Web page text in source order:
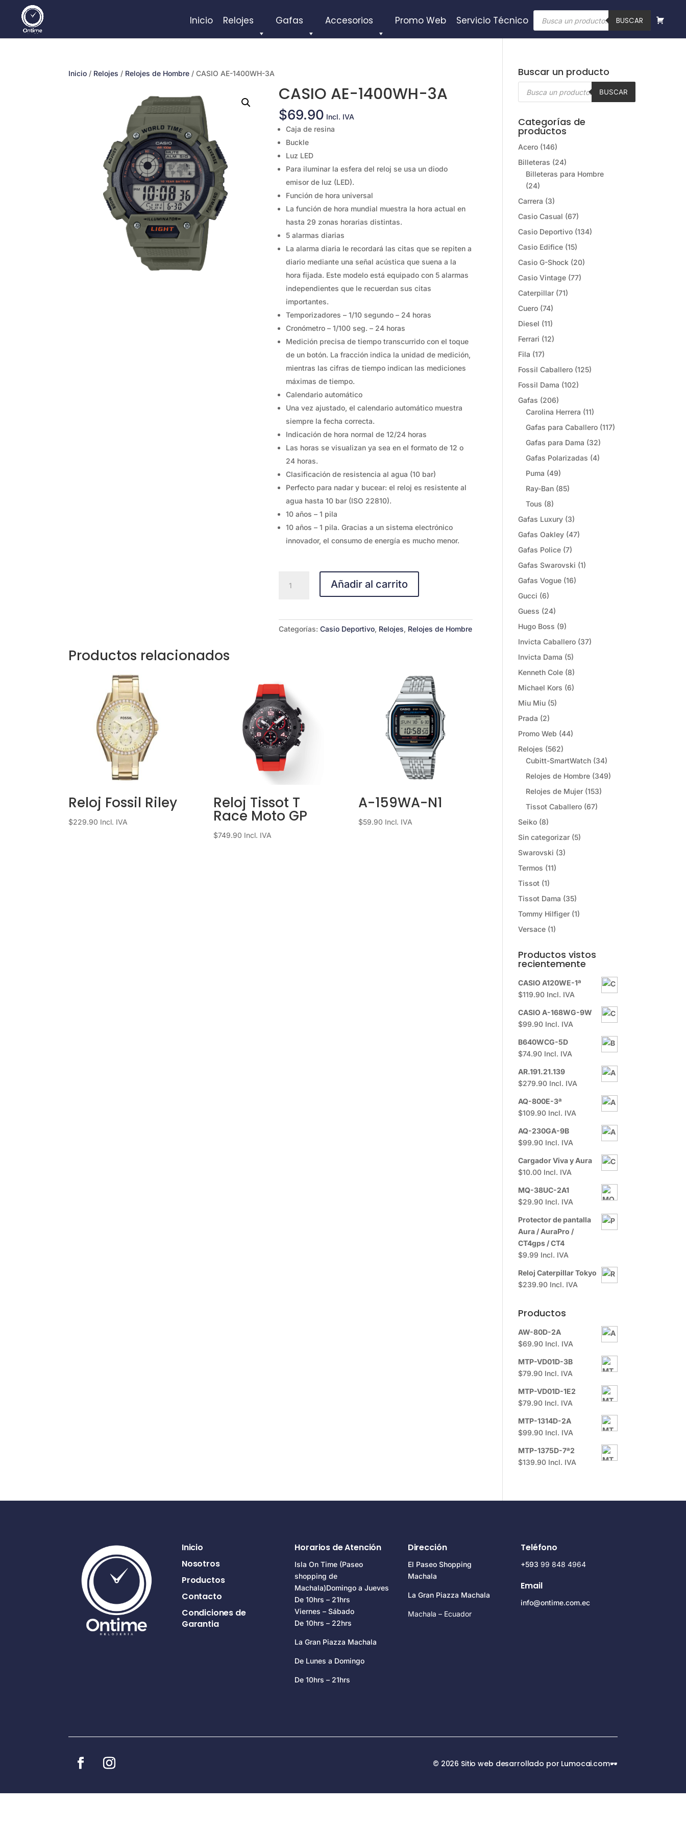
Inicio Relojes Gafas Accesorios Promo Web Servicio Técnico
Búsqueda
de
productos
BUSCAR
Inicio / Relojes / Relojes de Hombre / CASIO AE-1400WH-3A
CASIO AE-1400WH-3A
$69.90 Incl. IVA
Caja de resina
Buckle
Luz LED
Para iluminar la esfera del reloj se usa un diodo
emisor de luz (LED).
Función de hora universal
La función de hora mundial muestra la hora actual en
hasta 29 zonas horarias distintas.
5 alarmas diarias
La alarma diaria le recordará las citas que se repiten a
diario mediante una señal acústica que suena a la
hora fijada. Este modelo está equipado con 5 alarmas
independientes que le recuerdan sus citas
importantes.
Temporizadores – 1/10 segundo – 24 horas
Cronómetro – 1/100 seg. – 24 horas
Medición precisa de tiempo transcurrido con el toque
de un botón. La fracción indica la unidad de medición,
mientras las cifras de tiempo indican las mediciones
máximas de tiempo.
Calendario automático
Una vez ajustado, el calendario automático muestra
siempre la fecha correcta.
Indicación de hora normal de 12/24 horas
Las horas se visualizan ya sea en el formato de 12 o
24 horas.
Clasificación de resistencia al agua (10 bar)
Perfecto para nadar y bucear: el reloj es resistente al
agua hasta 10 bar (ISO 22810).
10 años – 1 pila
10 años – 1 pila. Gracias a un sistema electrónico
innovador, el consumo de energía es mucho menor.
AE-
Añadir al carrito
Categorías:Casio Deportivo, Relojes, Relojes de Hombre
Productos relacionados
Reloj Fossil Riley
$229.90 Incl. IVA
Reloj Tissot T
Race Moto GP
$749.90 Incl. IVA
A-159WA-N1
$59.90 Incl. IVA
Buscar un producto
Búsqueda
BUSCAR
Categorías de
productos
Acero (146)
Billeteras (24)
Billeteras para Hombre
(24)
Carrera (3)
Casio Casual (67)
Casio Deportivo (134)
Casio Edifice (15)
Casio G-Shock (20)
Casio Vintage (77)
Caterpillar (71)
Cuero (74)
Diesel (11)
Ferrari (12)
Fila (17)
Fossil Caballero (125)
Fossil Dama (102)
Gafas (206)
Carolina Herrera (11)
Gafas para Caballero (117)
Gafas para Dama (32)
Gafas Polarizadas (4)
Puma (49)
Ray-Ban (85)
Tous (8)
Gafas Luxury (3)
Gafas Oakley (47)
Gafas Police (7)
Gafas Swarovski (1)
Gafas Vogue (16)
Gucci (6)
Guess (24)
Hugo Boss (9)
Invicta Caballero (37)
Invicta Dama (5)
Kenneth Cole (8)
Michael Kors (6)
Miu Miu (5)
Prada (2)
Promo Web (44)
Relojes (562)
Cubitt-SmartWatch (34)
Relojes de Hombre (349)
Relojes de Mujer (153)
Tissot Caballero (67)
Seiko (8)
Sin categorizar (5)
Swarovski (3)
Termos (11)
Tissot (1)
Tissot Dama (35)
Tommy Hilfiger (1)
Versace (1)
Productos vistos
recientemente
CASIO A120WE-1ª
$119.90 Incl. IVA
CASIO A-168WG-9W
$99.90 Incl. IVA
B640WCG-5D
$74.90 Incl. IVA
AR.191.21.139
$279.90 Incl. IVA
AQ-800E-3ª
$109.90 Incl. IVA
AQ-230GA-9B
$99.90 Incl. IVA
Cargador Viva y Aura
$10.00 Incl. IVA
MQ-38UC-2A1
$29.90 Incl. IVA
Protector de pantalla
Aura / AuraPro /
CT4gps / CT4
$9.99 Incl. IVA
Reloj Caterpillar Tokyo
$239.90 Incl. IVA
Productos
AW-80D-2A
$69.90 Incl. IVA
MTP-VD01D-3B
$79.90 Incl. IVA
MTP-VD01D-1E2
$79.90 Incl. IVA
MTP-1314D-2A
$99.90 Incl. IVA
MTP-1375D-7ª2
$139.90 Incl. IVA
Inicio
Nosotros
Productos
Contacto
Condiciones de
Garantia
Horarios de Atención
Isla On Time (Paseo
shopping de
Machala)Domingo a Jueves
De 10hrs – 21hrs
Viernes – Sábado
De 10hrs – 22hrs
La Gran Piazza Machala
De Lunes a Domingo
De 10hrs – 21hrs
Dirección
El Paseo Shopping
Machala
La Gran Piazza Machala
Machala – Ecuador
Teléfono
+59399 848 4964
Email
info@ontime.com.ec
© 2026 Sitio web desarrollado por Lumocai.com🕶️